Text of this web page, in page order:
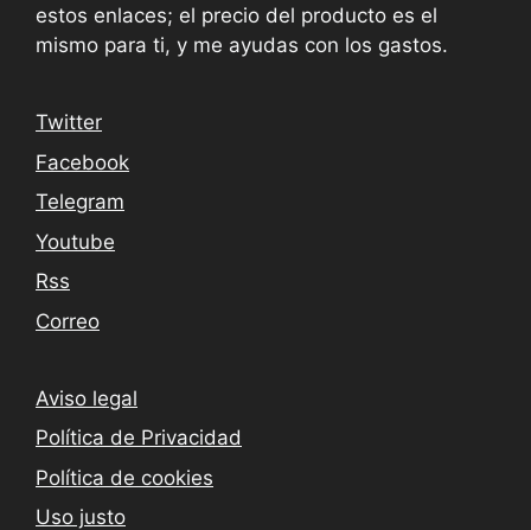
estos enlaces; el precio del producto es el
mismo para ti, y me ayudas con los gastos.
Twitter
Facebook
Telegram
Youtube
Rss
Correo
Aviso legal
Política de Privacidad
Política de cookies
Uso justo